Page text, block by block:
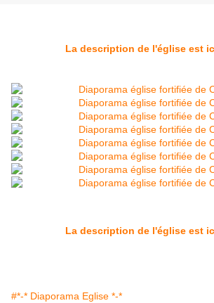
La description de l'église est
La description de l'église est
#*-* Diaporama Eglise *-*